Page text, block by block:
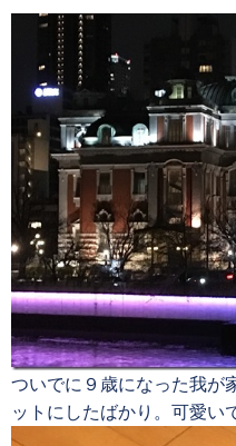
ついでに９歳になった我が
ットにしたばかり。可愛い